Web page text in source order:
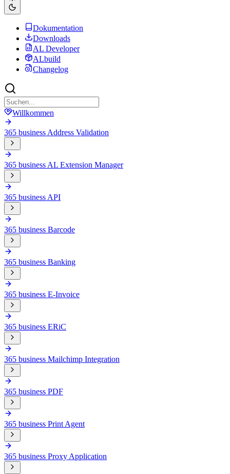
Dokumentation
Downloads
AL Developer
ALbuild
Changelog
Willkommen
365 business Address Validation
365 business AL Extension Manager
365 business API
365 business Barcode
365 business Banking
365 business E-Invoice
365 business ERiC
365 business Mailchimp Integration
365 business PDF
365 business Print Agent
365 business Proxy Application